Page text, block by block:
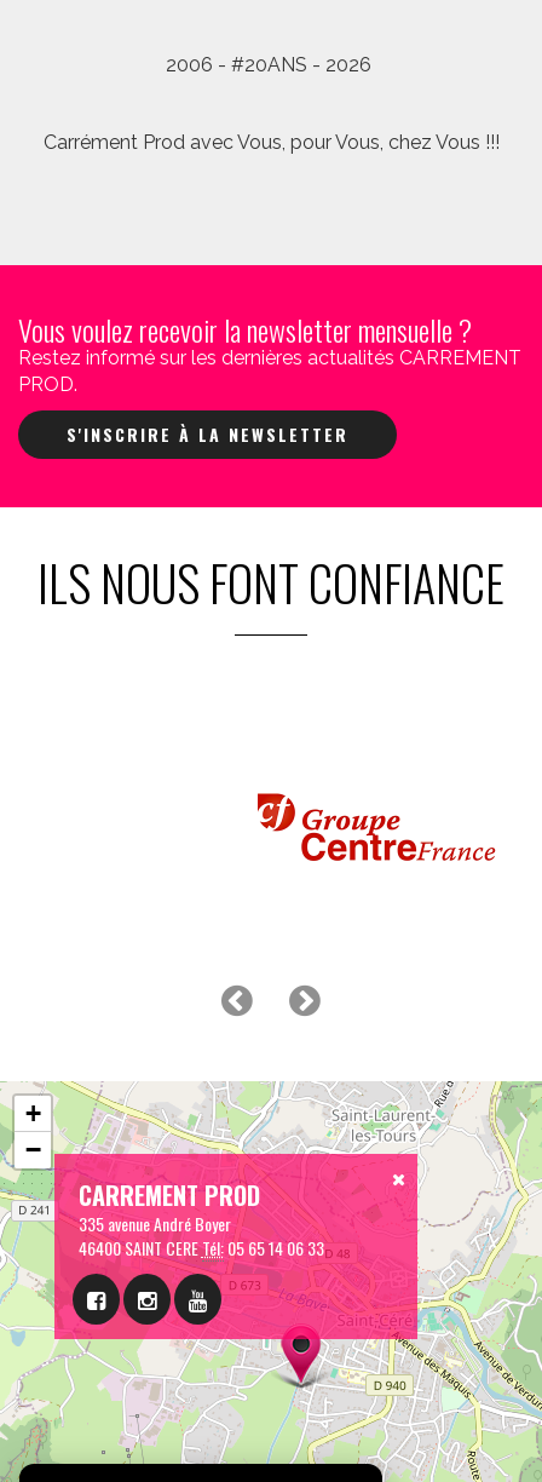
2006 - #20ANS - 2026
Carrément Prod avec Vous, pour Vous, chez Vous !!!
Vous voulez recevoir la newsletter mensuelle ?
Restez informé sur les dernières actualités CARREMENT
PROD.
S'INSCRIRE À LA NEWSLETTER
ILS NOUS FONT CONFIANCE
CARREMENT PROD
335 avenue André Boyer
46400 SAINT CERETél:05 65 14 06 33
Leaflet| © OpenStreetMap